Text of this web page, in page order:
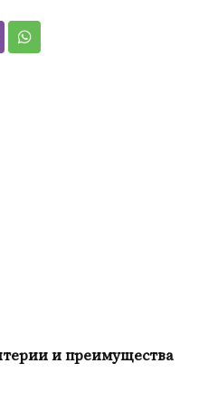
и преимущества